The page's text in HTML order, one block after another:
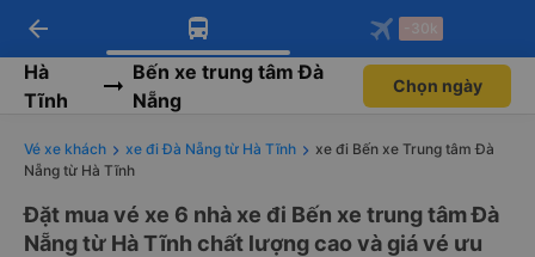
Tải app Vexere ngay!
Nhận ưu đãi thành viên độc
quyền
Mở app
Tải app Vexere
-30k/ghế khi đặt vé máy bay qua
app
Mở app
arrow_back -30k
Hà
Tĩnh
Bến xe trung tâm Đà
Nẵng
Chọn ngày
Vé xe khách xe đi Đà Nẵng từ Hà Tĩnh
xe đi Bến xe Trung tâm Đà
Nẵng từ Hà Tĩnh
Đặt mua vé xe 6 nhà xe đi Bến xe trung tâm Đà
Nẵng từ Hà Tĩnh chất lượng cao và giá vé ưu